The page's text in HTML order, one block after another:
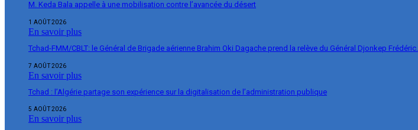
M. Keda Bala appelle à une mobilisation contre l’avancée du désert
1 AOÛT 2026
En savoir plus
Tchad-FMM/CBLT: le Général de Brigade aérienne Brahim Oki Dagache prend la relève du Général Djonkep Frédéric.
7 AOÛT 2026
En savoir plus
Tchad : l’Algérie partage son expérience sur la digitalisation de l’administration publique
5 AOÛT 2026
En savoir plus